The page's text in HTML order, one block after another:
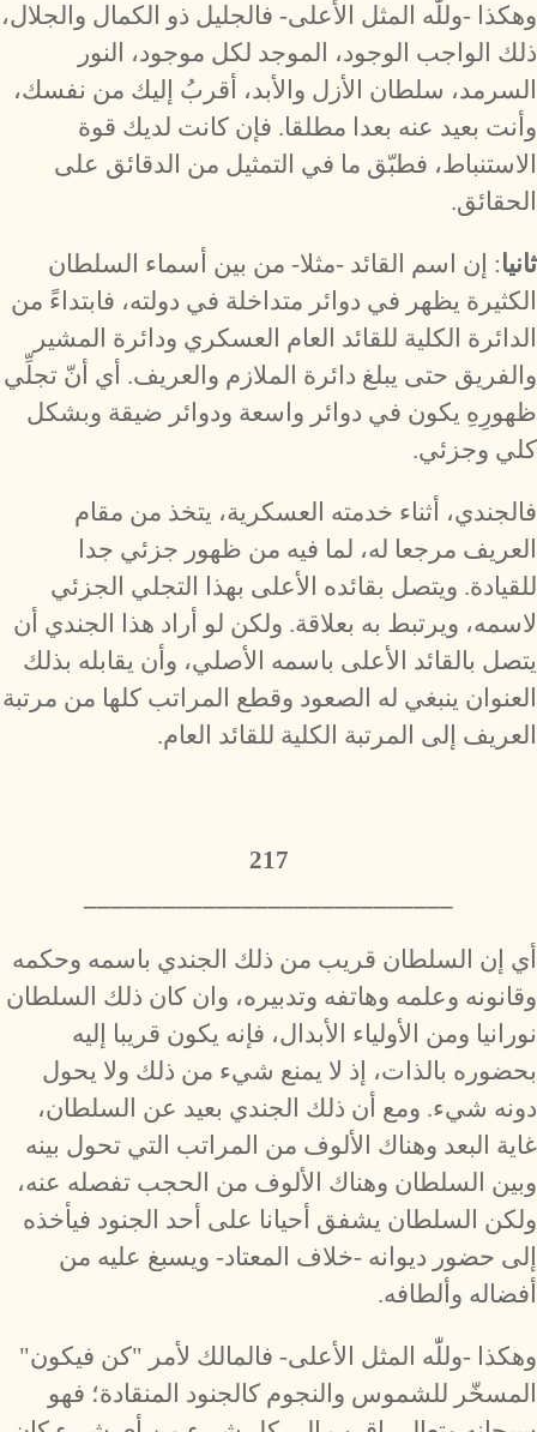
وهكذا -وللّٰه المثل الأعلى- فالجليل ذو الكمال والجلال،
ذلك الواجب الوجود، الموجد لكل موجود، النور
السرمد، سلطان الأزل والأبد، أقربُ إليك من نفسك،
وأنت بعيد عنه بعدا مطلقا. فإن كانت لديك قوة
الاستنباط، فطبّق ما في التمثيل من الدقائق على
الحقائق.
ثانيا: إن اسم القائد -مثلا- من بين أسماء السلطان
الكثيرة يظهر في دوائر متداخلة في دولته، فابتداءً من
الدائرة الكلية للقائد العام العسكري ودائرة المشير
والفريق حتى يبلغ دائرة الملازم والعريف. أي أنّ تجلِّي
ظهورِهِ يكون في دوائر واسعة ودوائر ضيقة وبشكل
كلي وجزئي.
فالجندي، أثناء خدمته العسكرية، يتخذ من مقام
العريف مرجعا له، لما فيه من ظهور جزئي جدا
للقيادة. ويتصل بقائده الأعلى بهذا التجلي الجزئي
لاسمه، ويرتبط به بعلاقة. ولكن لو أراد هذا الجندي أن
يتصل بالقائد الأعلى باسمه الأصلي، وأن يقابله بذلك
العنوان ينبغي له الصعود وقطع المراتب كلها من مرتبة
العريف إلى المرتبة الكلية للقائد العام.
217
أي إن السلطان قريب من ذلك الجندي باسمه وحكمه
وقانونه وعلمه وهاتفه وتدبيره، وان كان ذلك السلطان
نورانيا ومن الأولياء الأبدال، فإنه يكون قريبا إليه
بحضوره بالذات، إذ لا يمنع شيء من ذلك ولا يحول
دونه شيء. ومع أن ذلك الجندي بعيد عن السلطان،
غاية البعد وهناك الألوف من المراتب التي تحول بينه
وبين السلطان وهناك الألوف من الحجب تفصله عنه،
ولكن السلطان يشفق أحيانا على أحد الجنود فيأخذه
إلى حضور ديوانه -خلاف المعتاد- ويسبغ عليه من
أفضاله وألطافه.
وهكذا -وللّٰه المثل الأعلى- فالمالك لأمر "كن فيكون"
المسخّر للشموس والنجوم كالجنود المنقادة؛ فهو